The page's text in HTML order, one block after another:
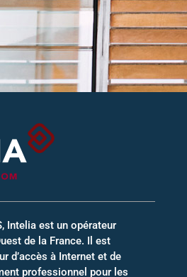
Intelia est un opérateur
de la France. Il est
d’accès à Internet et de
professionnel pour les